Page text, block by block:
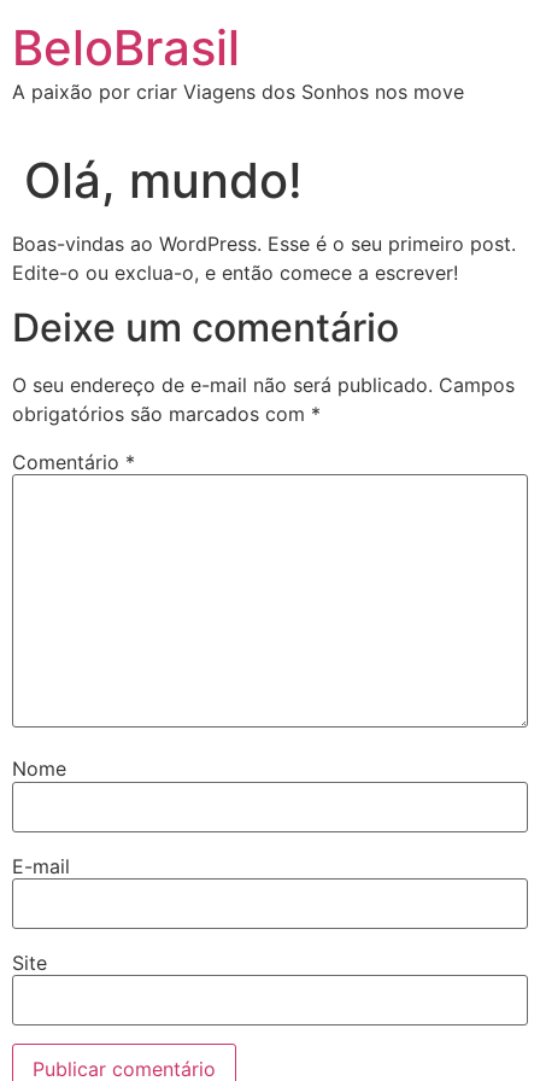
para
conteúdo
BeloBrasil
A paixão por criar Viagens dos Sonhos nos move
Olá, mundo!
Boas-vindas ao WordPress. Esse é o seu primeiro post.
Edite-o ou exclua-o, e então comece a escrever!
Deixe um comentário
O seu endereço de e-mail não será publicado. Campos
obrigatórios são marcados com *
Comentário *
Nome
E-mail
Site